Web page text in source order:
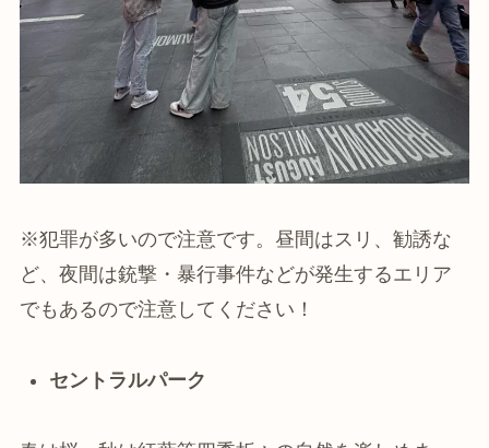
※犯罪が多いので注意です。昼間はスリ、勧誘な
ど、夜間は銃撃・暴行事件などが発生するエリア
でもあるので注意してください！
セントラルパーク